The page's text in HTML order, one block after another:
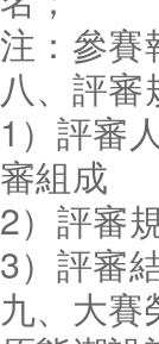
注：參賽
八、評審
1）評審
審組成
2）評審
3）評審
九、大賽